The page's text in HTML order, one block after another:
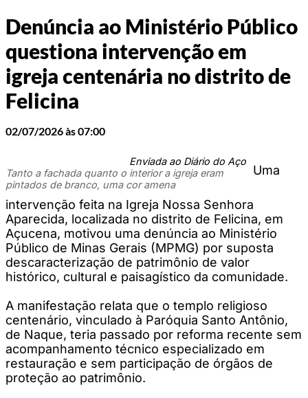
Denúncia ao Ministério Público
questiona intervenção em
igreja centenária no distrito de
Felicina
02/07/2026 às 07:00
Enviada ao Diário do Aço
Tanto a fachada quanto o interior a igreja eram
pintados de branco, uma cor amena
Uma
intervenção feita na Igreja Nossa Senhora
Aparecida, localizada no distrito de Felicina, em
Açucena, motivou uma denúncia ao Ministério
Público de Minas Gerais (MPMG) por suposta
descaracterização de patrimônio de valor
histórico, cultural e paisagístico da comunidade.
A manifestação relata que o templo religioso
centenário, vinculado à Paróquia Santo Antônio,
de Naque, teria passado por reforma recente sem
acompanhamento técnico especializado em
restauração e sem participação de órgãos de
proteção ao patrimônio.